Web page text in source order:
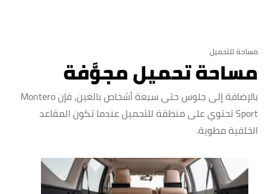
مساحة للتحميل
مساحة تحميل مجوَّفة
بالإضافة إلى جلوس حتى سبعة أشخاص بالغين، فإن Montero
Sport تحتوي على منطقة للتحميل عندما تكون المقاعد
الخلفية مطوية.